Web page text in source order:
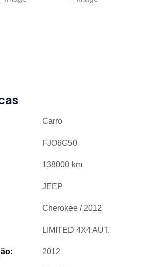
Carro
FJO6G50
138000 km
JEEP
Cherokee / 2012
LIMITED 4X4 AUT.
2012